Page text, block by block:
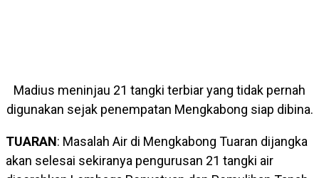
Madius meninjau 21 tangki terbiar yang tidak pernah
digunakan sejak penempatan Mengkabong siap dibina.
TUARAN: Masalah Air di Mengkabong Tuaran dijangka
akan selesai sekiranya pengurusan 21 tangki air